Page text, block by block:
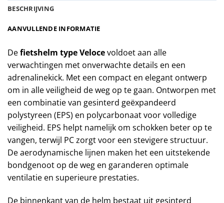
BESCHRIJVING
AANVULLENDE INFORMATIE
Defietshelm type Velocevoldoet aan alle
verwachtingen met onverwachte details en een
adrenalinekick. Met een compact en elegant ontwerp
om in alle veiligheid de weg op te gaan. Ontworpen met
een combinatie van gesinterd geëxpandeerd
polystyreen (EPS) en polycarbonaat voor volledige
veiligheid. EPS helpt namelijk om schokken beter op te
vangen, terwijl PC zorgt voor een stevigere structuur.
De aerodynamische lijnen maken het een uitstekende
bondgenoot op de weg en garanderen optimale
ventilatie en superieure prestaties.
De binnenkant van de helm bestaat uit gesinterd